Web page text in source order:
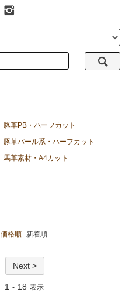
豚革PB・ハーフカット
豚革パール系・ハーフカット
馬革素材・A4カット
価格順 新着順
Next >
1 - 18 表示